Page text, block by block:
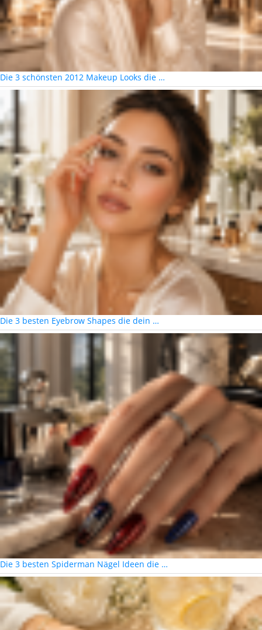
Die 3 schönsten 2012 Makeup Looks die …
Die 3 besten Eyebrow Shapes die dein …
Die 3 besten Spiderman Nägel Ideen die …